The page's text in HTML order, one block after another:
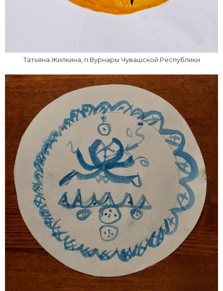
Татьяна Жилкина, п.Вурнары Чувашской Республики